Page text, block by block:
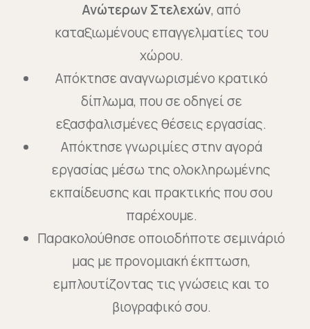
Ανώτερων Στελεχών, από
καταξιωμένους επαγγελματίες του
χώρου.
Απόκτησε αναγνωρισμένο κρατικό
δίπλωμα, που σε οδηγεί σε
εξασφαλισμένες θέσεις εργασίας.
Απόκτησε γνωριμίες στην αγορά
εργασίας μέσω της ολοκληρωμένης
εκπαίδευσης και πρακτικής που σου
παρέχουμε.
Παρακολούθησε οποιοδήποτε σεμινάριό
μας με προνομιακή έκπτωση,
εμπλουτίζοντας τις γνώσεις και το
βιογραφικό σου.